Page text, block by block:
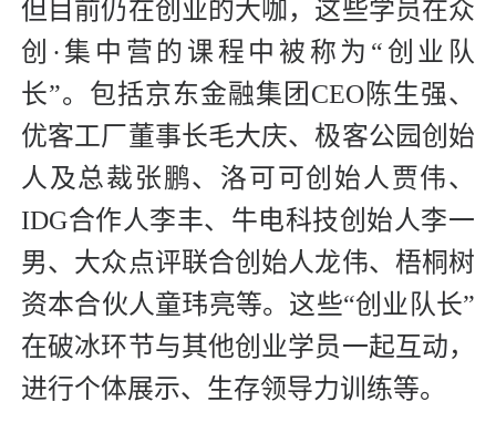
但目前仍在创业的大咖，这些学员在众
创·集中营的课程中被称为“创业队
长”。包括京东金融集团CEO陈生强、
优客工厂董事长毛大庆、极客公园创始
人及总裁张鹏、洛可可创始人贾伟、
IDG合作人李丰、牛电科技创始人李一
男、大众点评联合创始人龙伟、梧桐树
资本合伙人童玮亮等。这些“创业队长”
在破冰环节与其他创业学员一起互动，
进行个体展示、生存领导力训练等。